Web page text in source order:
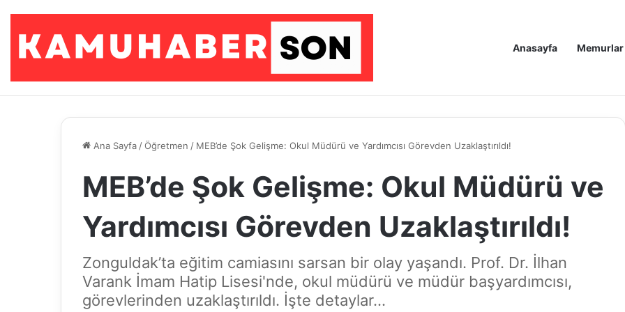
Anasayfa Memurlar
Ana Sayfa /Öğretmen / MEB’de Şok Gelişme: Okul Müdürü ve Yardımcısı Görevden Uzaklaştırıldı!
MEB’de Şok Gelişme: Okul Müdürü ve
Yardımcısı Görevden Uzaklaştırıldı!
Zonguldak’ta eğitim camiasını sarsan bir olay yaşandı. Prof. Dr. İlhan
Varank İmam Hatip Lisesi'nde, okul müdürü ve müdür başyardımcısı,
görevlerinden uzaklaştırıldı. İşte detaylar...